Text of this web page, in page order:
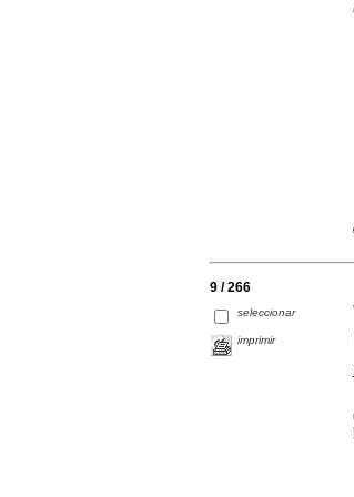
9 / 266
seleccionar
imprimir